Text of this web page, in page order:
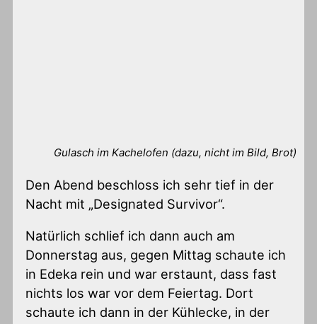
Gulasch im Kachelofen (dazu, nicht im Bild, Brot)
Den Abend beschloss ich sehr tief in der
Nacht mit „Designated Survivor“.
Natürlich schlief ich dann auch am
Donnerstag aus, gegen Mittag schaute ich
in Edeka rein und war erstaunt, dass fast
nichts los war vor dem Feiertag. Dort
schaute ich dann in der Kühlecke, in der